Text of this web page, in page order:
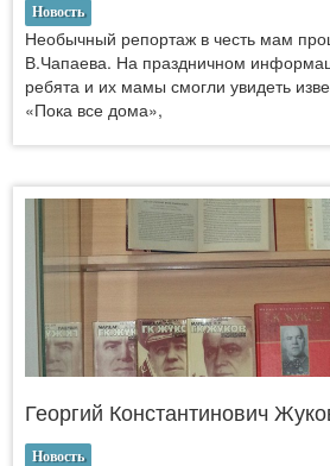
Новость
Необычный репортаж в честь мам
В.Чапаева. На праздничном
ребята и их мамы смогли увидеть
«Пока все дома»,
Георгий Константинович
Новость